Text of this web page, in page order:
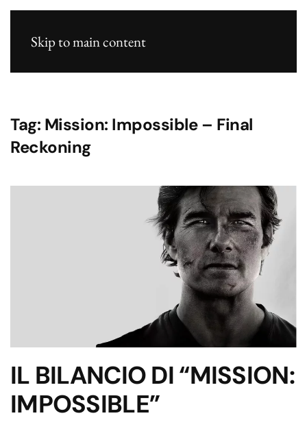
Skip to main content
Tag: Mission: Impossible – Final
Reckoning
IL BILANCIO DI “MISSION:
IMPOSSIBLE”